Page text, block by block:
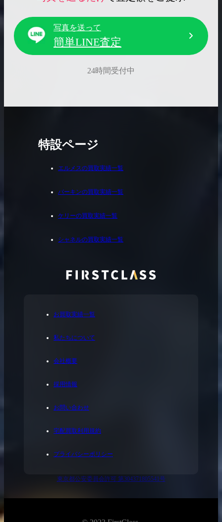
写真を送って
簡単LINE査定
24時間受付中
お買取実績一覧
私たちについて
会社概要
採用情報
お問い合わせ
宅配買取利用規約
プライバシーポリシー
東京都公安委員会許可 第304371805541号
特設ページ
エルメスの買取実績一覧
バーキンの買取実績一覧
ケリーの買取実績一覧
シャネルの買取実績一覧